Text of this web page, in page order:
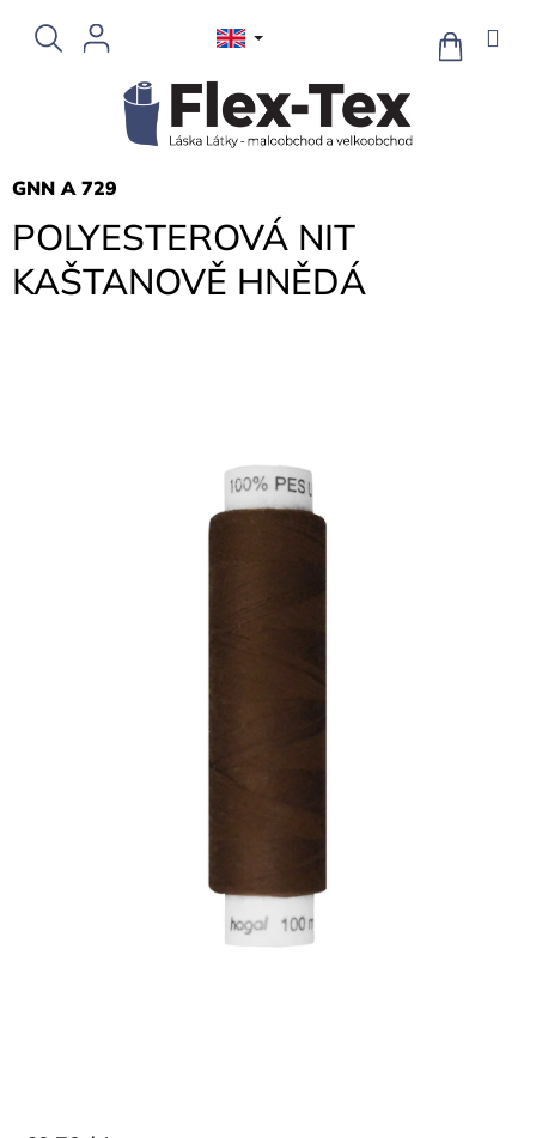
content
CART
POLYESTEROVÁ NIT
KAŠTANOVĚ HNĚDÁ
GNN A 729